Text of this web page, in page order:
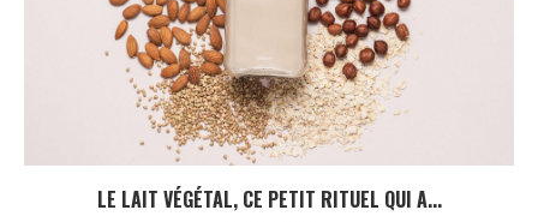
LE LAIT VÉGÉTAL, CE PETIT RITUEL QUI A...